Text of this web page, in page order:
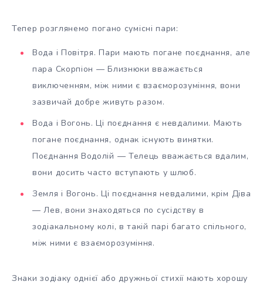
Тепер розглянемо погано сумісні пари:
Вода і Повітря. Пари мають погане поєднання, але
пара Скорпіон — Близнюки вважається
виключенням, між ними є взаєморозуміння, вони
зазвичай добре живуть разом.
Вода і Вогонь. Ці поєднання є невдалими. Мають
погане поєднання, однак існують винятки.
Поєднання Водолій — Телець вважається вдалим,
вони досить часто вступають у шлюб.
Земля і Вогонь. Ці поєднання невдалими, крім Діва
— Лев, вони знаходяться по сусідству в
зодіакальному колі, в такій парі багато спільного,
між ними є взаєморозуміння.
Знаки зодіаку однієї або дружньої стихії мають хорошу